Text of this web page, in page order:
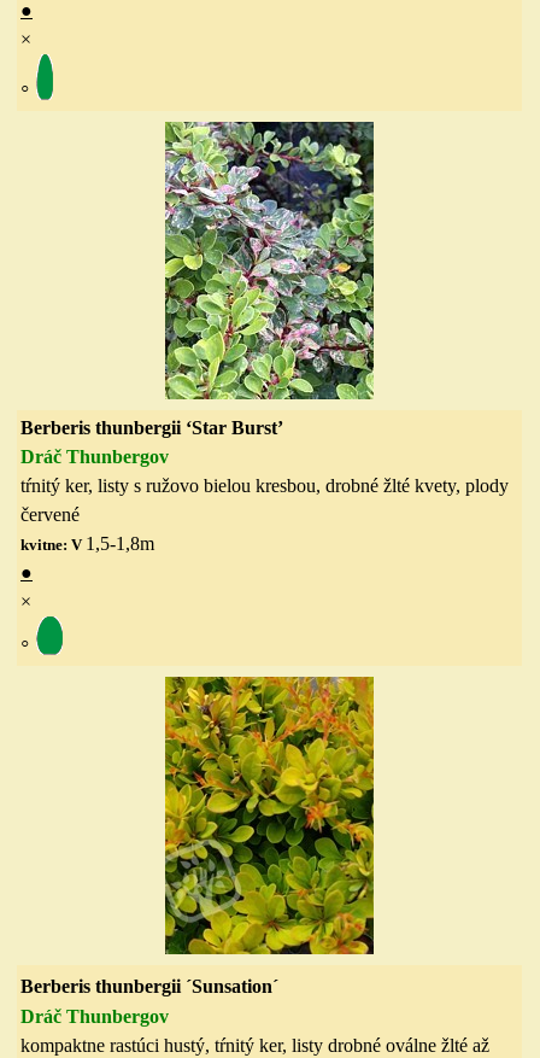
●
×
◦
Berberis thunbergii ‘Star Burst’
Dráč Thunbergov
tŕnitý ker, listy s ružovo bielou kresbou, drobné žlté kvety, plody
červené
kvitne: V 1,5-1,8m
●
×
◦
Berberis thunbergii ´Sunsation´
Dráč Thunbergov
kompaktne rastúci hustý, tŕnitý ker, listy drobné oválne žlté až